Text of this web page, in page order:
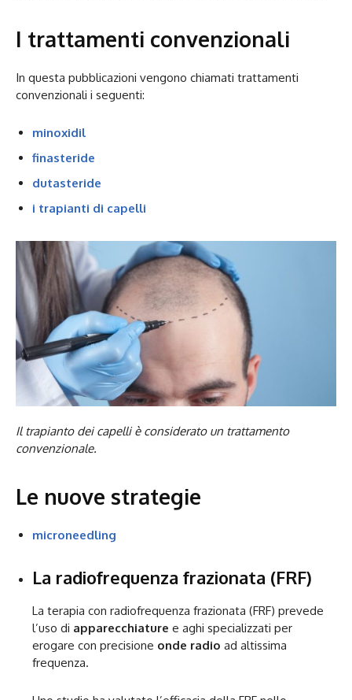
I trattamenti convenzionali
In questa pubblicazioni vengono chiamati trattamenti
convenzionali i seguenti:
minoxidil
finasteride
dutasteride
i trapianti di capelli
Il trapianto dei capelli è considerato un trattamento
convenzionale.
Le nuove strategie
microneedling
La radiofrequenza frazionata (FRF)
La terapia con radiofrequenza frazionata (FRF) prevede
l’uso di apparecchiature e aghi specializzati per
erogare con precisione onde radio ad altissima
frequenza.